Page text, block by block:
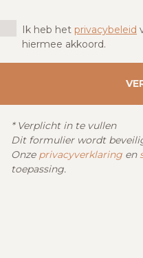
Ik heb het privacybeleid
hiermee akkoord.
*Verplicht in te vullen
Dit formulier wordt
Onze privacyverklaring en
toepassing.